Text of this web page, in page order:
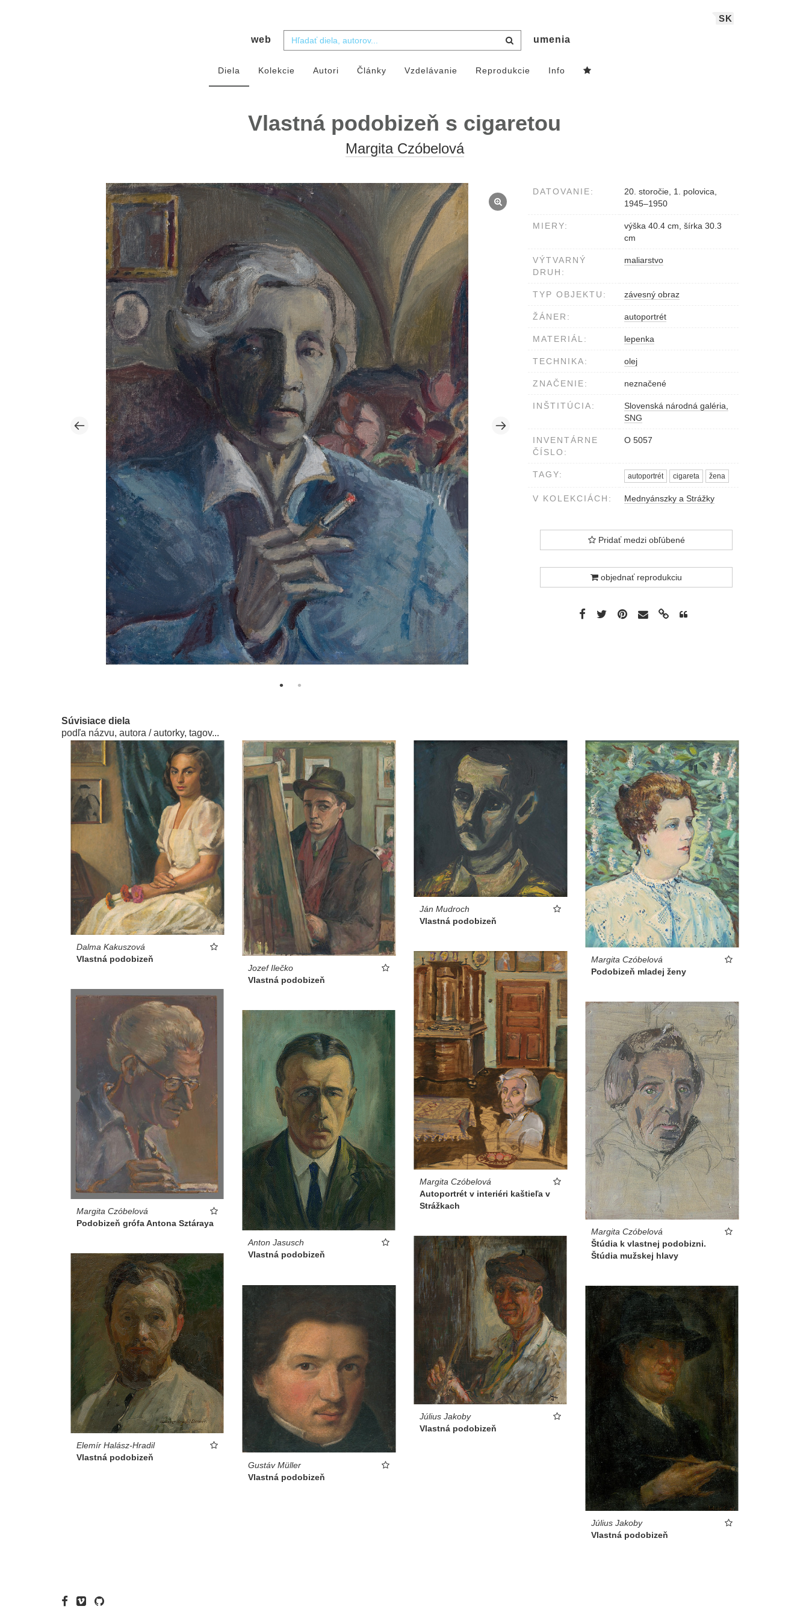
SK
web umenia
Diela Kolekcie Autori Články Vzdelávanie Reprodukcie Info
Vlastná podobizeň s cigaretou
Margita Czóbelová
DATOVANIE:
20. storočie, 1. polovica,
1945–1950
MIERY:
výška 40.4 cm, šírka 30.3
cm
VÝTVARNÝ
DRUH:
maliarstvo
TYP OBJEKTU: závesný obraz
ŽÁNER: autoportrét
MATERIÁL: lepenka
TECHNIKA: olej
ZNAČENIE: neznačené
INŠTITÚCIA:
Slovenská národná galéria,
SNG
INVENTÁRNE
ČÍSLO:
O 5057
TAGY: autoportrét cigareta žena
V KOLEKCIÁCH: Mednyánszky a Strážky
Pridať medzi obľúbené
objednať reprodukciu
Súvisiace diela
podľa názvu, autora / autorky, tagov...
Dalma Kakuszová
Vlastná podobizeň
Jozef Ilečko
Vlastná podobizeň
Ján Mudroch
Vlastná podobizeň
Margita Czóbelová
Podobizeň mladej ženy
Margita Czóbelová
Autoportrét v interiéri kaštieľa v
Strážkach
Margita Czóbelová
Podobizeň grófa Antona Sztáraya
Margita Czóbelová
Štúdia k vlastnej podobizni.
Štúdia mužskej hlavy
Anton Jasusch
Vlastná podobizeň
Július Jakoby
Vlastná podobizeň
Elemír Halász-Hradil
Vlastná podobizeň
Gustáv Müller
Vlastná podobizeň
Július Jakoby
Vlastná podobizeň